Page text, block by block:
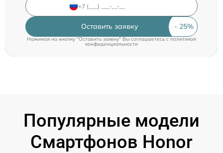
Оставить заявку
Нажимая на кнопку "Оставить заявку" Вы соглашаетесь cполитикой
конфиденциальности
Популярные модели
Смартфонов Honor